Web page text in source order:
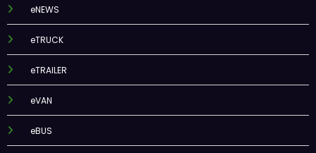
eNEWS
eTRUCK
eTRAILER
eVAN
eBUS